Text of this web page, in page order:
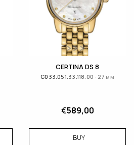
CERTINA DS 8
C033.051.33.118.00 · 27 мм
€589,00
BUY